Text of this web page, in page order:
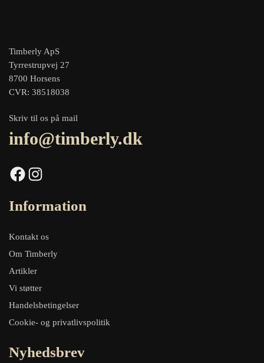
Timberly ApS
Tyrrestrupvej 27
8700 Horsens
CVR: 38518038
Skriv til os på mail
info@timberly.dk
Facebook Instagram
Information
Kontakt os
Om Timberly
Artikler
Vi støtter
Handelsbetingelser
Cookie- og privatlivspolitik
Nyhedsbrev